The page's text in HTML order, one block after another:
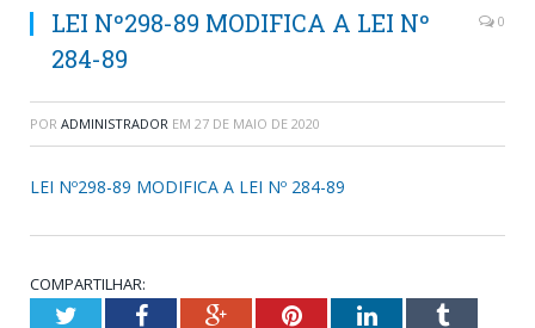
LEI Nº298-89 MODIFICA A LEI Nº
284-89
0
POR ADMINISTRADOR EM 27 DE MAIO DE 2020
LEI Nº298-89 MODIFICA A LEI Nº 284-89
COMPARTILHAR:
TwitterFacebookGoogle+PinterestLinkedInTumblr